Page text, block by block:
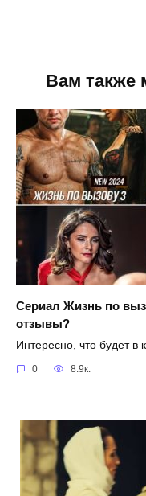
Вам также
Сериал Жизнь по
отзывы?
Интересно, что будет в
0 8.9к.